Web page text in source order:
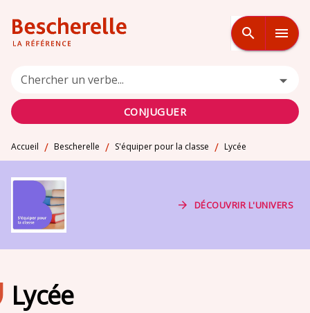
MENU RECHERCHE
PIED DE PAGE
search menu
Chercher un verbe...
CONJUGUER
Accueil / Bescherelle / S'équiper pour la classe / Lycée
arrow_forward DÉCOUVRIR L'UNIVERS
Lycée